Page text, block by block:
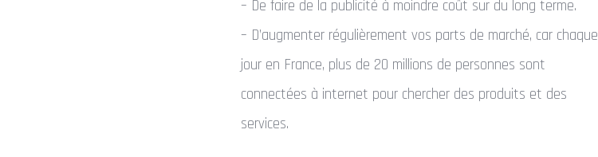
– De faire de la publicité à moindre coût sur du long terme.
– D’augmenter régulièrement vos parts de marché, car chaque
jour en France, plus de 20 millions de personnes sont
connectées à internet pour chercher des produits et des
services.